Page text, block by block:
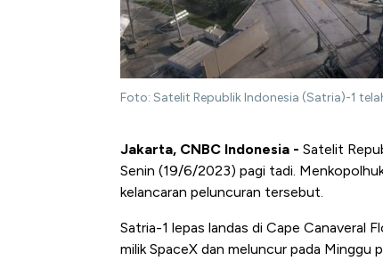
Foto: Satelit Republik Indonesia (Satria)-1
Jakarta, CNBC Indonesia - Satelit
Senin (19/6/2023) pagi tadi.
kelancaran peluncuran tersebut.
Satria-1 lepas landas di Cape Canaveral
milik SpaceX dan meluncur pada Minggu